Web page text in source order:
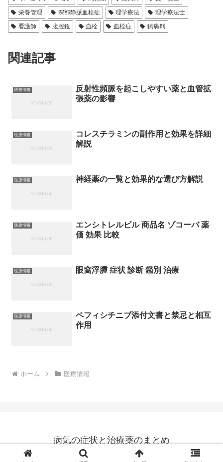
栄養管理
深部静脈血栓症 理学療法
理学療法士
看護師
腹腔鏡 血栓 血栓症 鎮痛剤
関連記事
医療情報
反射性頻脈を起こしやすい薬と血管拡
張薬の影響
医療情報
コレスチラミンの副作用と効果を詳細
解説
医療情報 神経薬の一覧と効果的な選び方解説
医療情報
エンシトレルビル 商品名 ゾコーバ 薬
価 効果 比較
医療情報 眼窩浮腫 症状 診断 鑑別 治療
医療情報
ペフィシチニブ添付文書と禁忌と相互
作用
ホーム 医療情報
病気の症状と治療薬のまとめ
© 2014 病気の症状と治療薬のまとめ.